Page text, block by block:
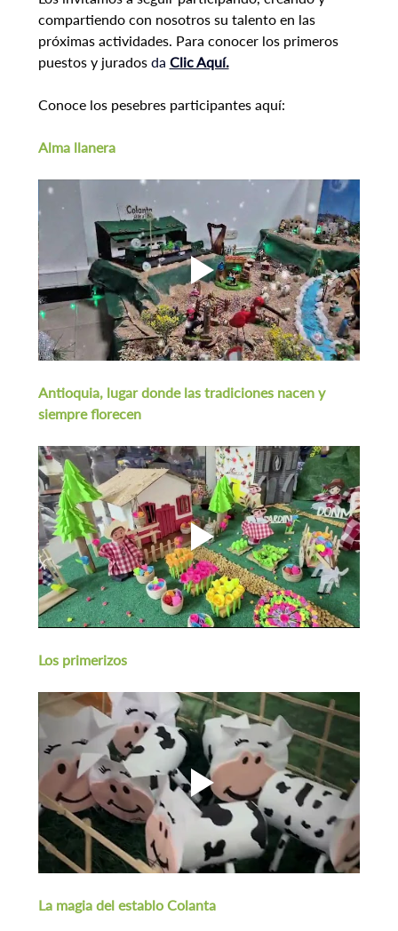
compartiendo con nosotros su talento en las
próximas actividades. Para conocer los primeros
puestos y jurados da Clic Aquí.
Conoce los pesebres participantes aquí:
Alma llanera
Antioquia, lugar donde las tradiciones nacen y
siempre florecen
Los primerizos
La magia del establo Colanta